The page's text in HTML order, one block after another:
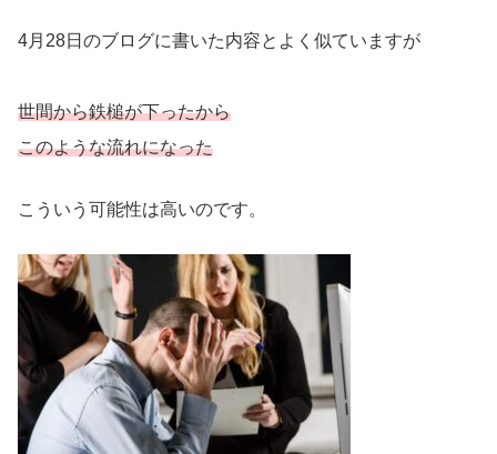
4月28日のブログに書いた内容とよく似ていますが
世間から鉄槌が下ったから
このような流れになった
こういう可能性は高いのです。